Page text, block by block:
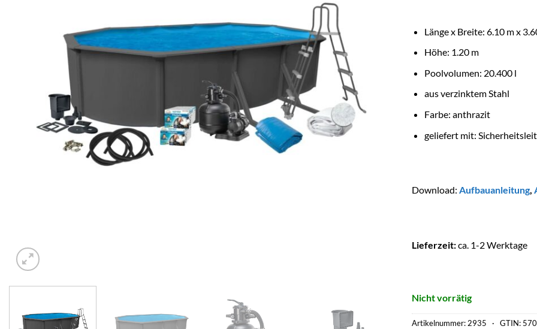
Länge x Breite: 6.10 m x
Höhe: 1.20 m
Poolvolumen: 20.400 l
aus verzinktem Stahl
Farbe: anthrazit
geliefert mit:
Download: Aufbauanleitung,
Lieferzeit:ca. 1-2 Werktage
Nicht vorrätig
Artikelnummer:2935 · GTIN: